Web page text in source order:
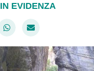
IN EVIDENZA